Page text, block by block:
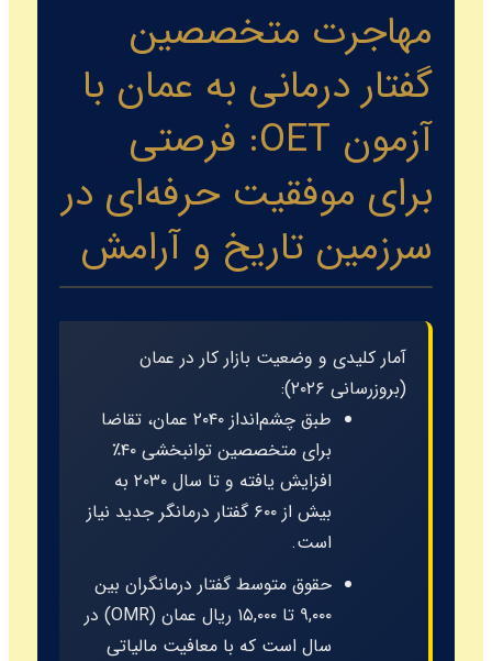
مهاجرت متخصصین
گفتار درمانی به عمان با
آزمون OET: فرصتی
برای موفقیت حرفه‌ای در
سرزمین تاریخ و آرامش
آمار کلیدی و وضعیت بازار کار در عمان
(بروزرسانی ۲۰۲۶):
طبق چشم‌انداز ۲۰۴۰ عمان، تقاضا
برای متخصصین توانبخشی ۴۰٪
افزایش یافته و تا سال ۲۰۳۰ به
بیش از ۶۰۰ گفتار درمانگر جدید نیاز
است.
حقوق متوسط گفتار درمانگران بین
۹,۰۰۰ تا ۱۵,۰۰۰ ریال عمان (OMR) در
سال است که با معافیت مالیاتی